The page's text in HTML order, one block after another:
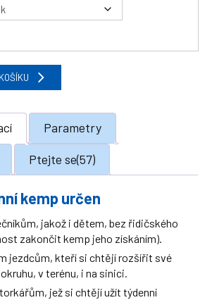
Parametry
Ptejte se(57)
kemp určen
jakož i dětem, bez řidičského
zakončit kemp jeho získáním).
jezdcům, kteří si chtějí rozšířit své
v terénu, i na sinici.
jež si chtějí užít týdenní